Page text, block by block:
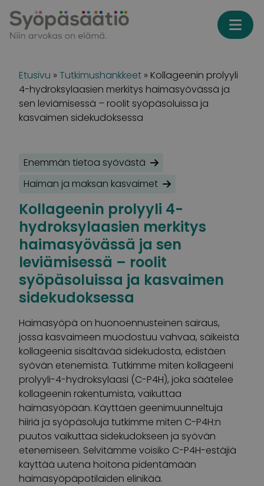
Etusivu » Tutkimushankkeet » Kollageenin prolyyli
4-hydroksylaasien merkitys haimasyövässä ja
sen leviämisessä – roolit syöpäsoluissa ja
kasvaimen sidekudoksessa
Enemmän tietoa syövästä
Haiman ja maksan kasvaimet
Kollageenin prolyyli 4-
hydroksylaasien merkitys
haimasyövässä ja sen
leviämisessä – roolit
syöpäsoluissa ja kasvaimen
sidekudoksessa
Haimasyöpä on huonoennusteinen sairaus,
jossa kasvaimeen muodostuu vahvaa, säikeistä
kollageenia sisältävää sidekudosta, edistäen
syövän etenemistä. Tutkimme miten kollageeni
prolyyli-4-hydroksylaasi (C-P4H), joka säätelee
kollageenin rakentumista, vaikuttaa
haimasyöpään. Käyttäen geenimuunneltuja
hiiriä ja syöpäsoluja tutkimme miten C-P4H:n
puutos vaikuttaa sidekudokseen ja syövän
etenemiseen. Selvitämme voisiko C-P4H-estäjiä
käyttää uutena hoitona pidentämään
haimasyöpäpotilaiden elinikää.